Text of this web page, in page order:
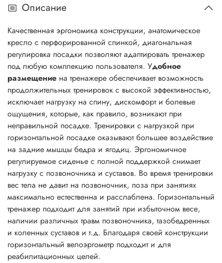
Описание
Качественная эргономика конструкции, анатомическое
кресло с перфорированной спинкой, диагональная
регулировка посадки позволяют адаптировать тренажер
под любую комплекцию пользователя. Удобное
размещение на тренажере обеспечивает возможность
продолжительных тренировок с высокой эффективностью,
исключает нагрузку на спину, дискомфорт и болевые
ощущения, которые, как правило, возникают при
неправильной посадке. Тренировки с нагрузкой при
горизонтальной посадке оказывают большее воздействие
на задние мышцы бедра и ягодиц. Эргономичное
регулируемое сиденье с полной поддержкой снимает
нагрузку с позвоночника и суставов. Во время тренировки
вес тела не давит на позвоночник, поза при занятиях
максимально естественна и расслаблена. Горизонтальный
тренажер подходит для занятий при избыточном весе,
наличии различных травм позвоночника, тазобедренных
и коленных суставов и т.д. Благодаря своей конструкции
горизонтальный велоэргометр подходит и для
реабилитационных целей.